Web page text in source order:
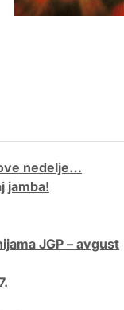
nedelje…
jamba!
JGP – avgust